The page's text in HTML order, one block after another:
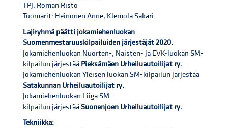
TPJ: Röman Risto
Tuomarit: Heinonen Anne, Klemola Sakari
Lajiryhmä päätti jokamiehenluokan
Suomenmestaruuskilpailuiden järjestäjät 2020.
Jokamiehenluokan Nuorten-, Naisten- ja EVK-luokan SM-
kilpailun järjestää Pieksämäen Urheiluautoilijat ry.
Jokamiehenluokan Yleisen luokan SM-kilpailun järjestää
Satakunnan Urheiluautoilijat ry.
Jokamiehenluokan Liiga SM-
kilpailun järjestää Suonenjoen Urheiluautoilijat ry.
Tekniikka: